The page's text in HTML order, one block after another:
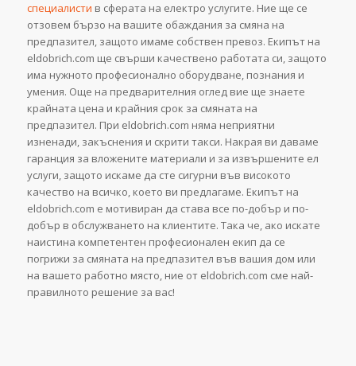
специалисти в сферата на електро услугите. Ние ще се
отзовем бързо на вашите обаждания за смяна на
предпазител, защото имаме собствен превоз. Екипът на
eldobrich.com ще свърши качествено работата си, защото
има нужното професионално оборудване, познания и
умения. Още на предварителния оглед вие ще знаете
крайната цена и крайния срок за смяната на
предпазител. При eldobrich.com няма неприятни
изненади, закъснения и скрити такси. Накрая ви даваме
гаранция за вложените материали и за извършените ел
услуги, защото искаме да сте сигурни във високото
качество на всичко, което ви предлагаме. Екипът на
eldobrich.com е мотивиран да става все по-добър и по-
добър в обслужването на клиентите. Така че, ако искате
наистина компетентен професионален екип да се
погрижи за смяната на предпазител във вашия дом или
на вашето работно място, ние от eldobrich.com сме най-
правилното решение за вас!